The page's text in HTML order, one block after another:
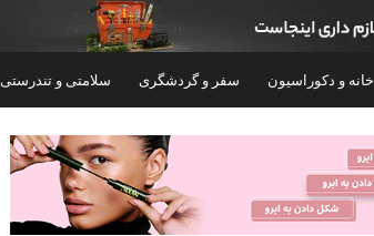
خانه و دکوراسیون سفر و گردشگری سلامتی و تندرستی